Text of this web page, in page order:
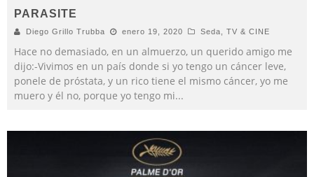
PARASITE
Diego Grillo Trubba enero 19, 2020 Seda TV & CINE
Hace no demasiado, en un almuerzo, un querido amigo me
dijo:-Vivimos en un país donde si yo tengo un cáncer leve,
ponele de próstata, y un rico tiene el mismo cáncer, yo me
muero y él no, porque yo tengo mi...